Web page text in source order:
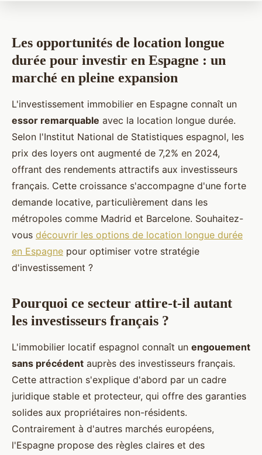
Les opportunités de location longue
durée pour investir en Espagne : un
marché en pleine expansion
L'investissement immobilier en Espagne connaît un
essor remarquable avec la location longue durée.
Selon l'Institut National de Statistiques espagnol, les
prix des loyers ont augmenté de 7,2% en 2024,
offrant des rendements attractifs aux investisseurs
français. Cette croissance s'accompagne d'une forte
demande locative, particulièrement dans les
métropoles comme Madrid et Barcelone. Souhaitez-
vous découvrir les options de location longue durée
en Espagne pour optimiser votre stratégie
d'investissement ?
Pourquoi ce secteur attire-t-il autant
les investisseurs français ?
L'immobilier locatif espagnol connaît un engouement
sans précédent auprès des investisseurs français.
Cette attraction s'explique d'abord par un cadre
juridique stable et protecteur, qui offre des garanties
solides aux propriétaires non-résidents.
Contrairement à d'autres marchés européens,
l'Espagne propose des règles claires et des